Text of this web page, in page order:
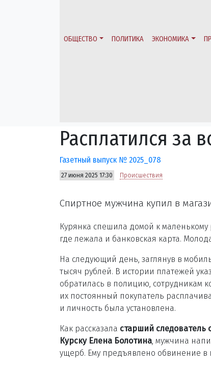
ОБЩЕСТВО ПОЛИТИКА ЭКОНОМИКА
Расплатился за
Газетный выпуск № 2025_078
27 июня 2025 17:30 Происшествия
Спиртное мужчина купил в
Курянка спешила домой к
где лежала и банковская карта.
На следующий день, заглянув в
тысяч рублей. В истории платежей
обратилась в полицию, сотрудникам
их постоянный покупатель
и личность была установлена.
Как рассказала старший следователь
Курску Елена Болотина , мужчина
ущерб. Ему предъявлено обвинение в